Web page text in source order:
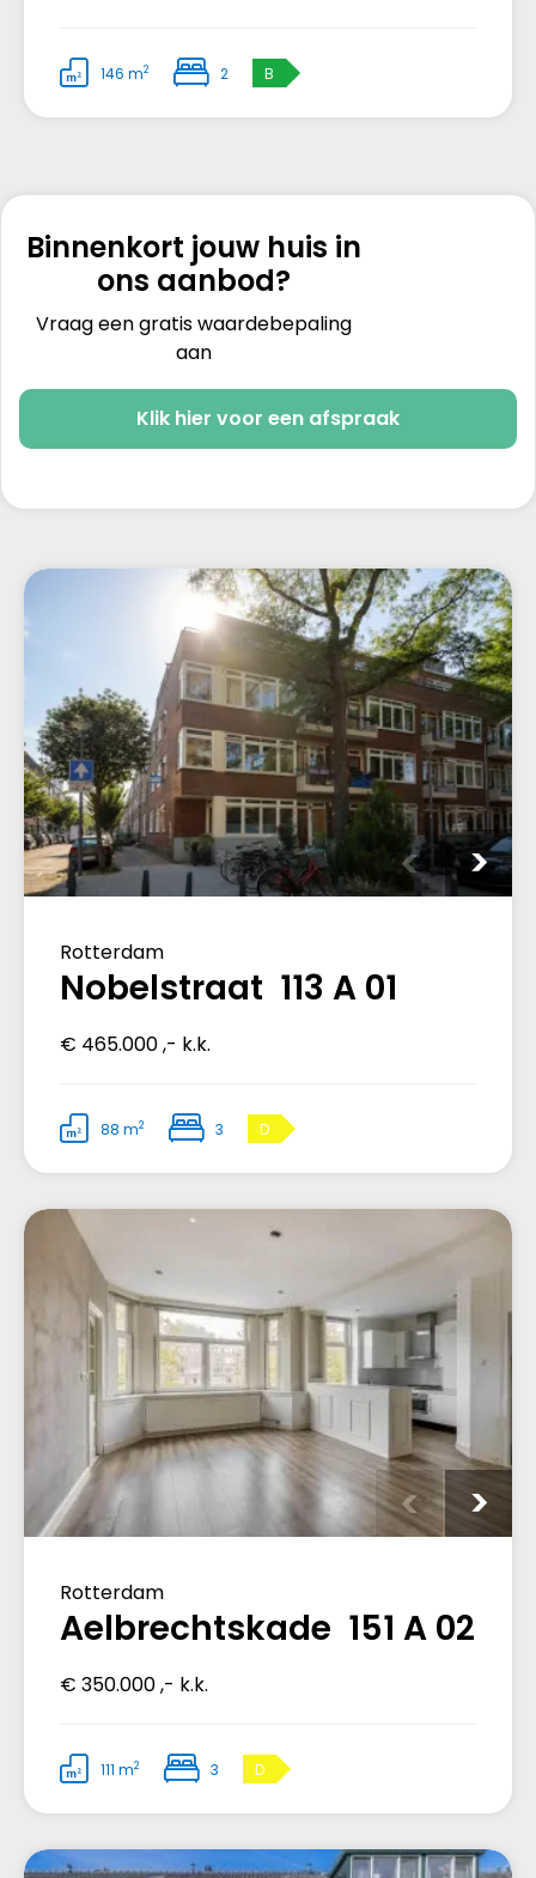
146 m2 2 B
Binnenkort jouw huis in
ons aanbod?
Vraag een gratis waardebepaling
aan
Klik hier voor een afspraak
Rotterdam
Nobelstraat 113 A 01
€ 465.000 ,- k.k.
88 m2 3 D
Rotterdam
Aelbrechtskade 151 A 02
€ 350.000 ,- k.k.
111 m2 3 D